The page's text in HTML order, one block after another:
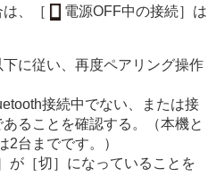
、
［ 電源OFF中の接続］ は
に従い、再度ペアリング操作
接続中でない、または接
ることを確認する。（本機と
2台までです。）
が ［切］ になっていることを